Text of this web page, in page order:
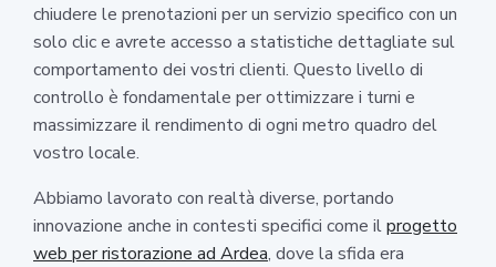
chiudere le prenotazioni per un servizio specifico con un
solo clic e avrete accesso a statistiche dettagliate sul
comportamento dei vostri clienti. Questo livello di
controllo è fondamentale per ottimizzare i turni e
massimizzare il rendimento di ogni metro quadro del
vostro locale.
Abbiamo lavorato con realtà diverse, portando
innovazione anche in contesti specifici come ilprogetto
web per ristorazione ad Ardea, dove la sfida era